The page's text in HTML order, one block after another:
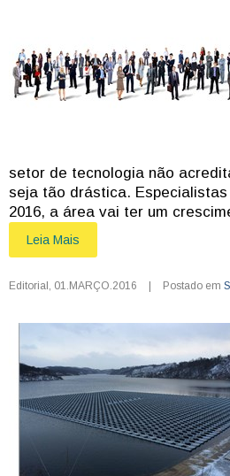
setor de tecnologia não
seja tão drástica.
2016, a área vai ter um
Leia Mais
Editorial 01.MARÇO.2016 | Postado em